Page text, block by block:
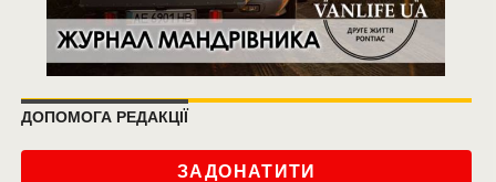
ДОПОМОГА РЕДАКЦІЇ
ЗАДОНАТИТИ